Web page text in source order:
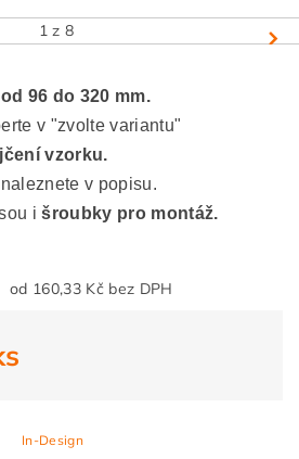
1 z 8
od 96 do 320 mm.
v "zvolte variantu"
vzorku.
naleznete v popisu.
išroubky pro montáž.
od 160,33 Kč bez DPH
In-Design